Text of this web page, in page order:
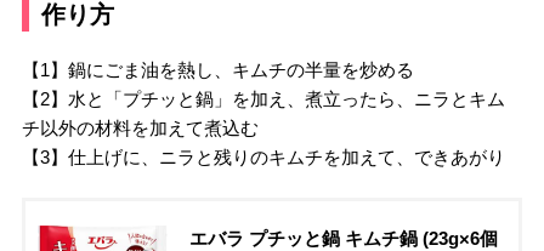
作り方
【1】鍋にごま油を熱し、キムチの半量を炒める
【2】水と「プチッと鍋」を加え、煮立ったら、ニラとキム
チ以外の材料を加えて煮込む
【3】仕上げに、ニラと残りのキムチを加えて、できあがり
エバラ プチッと鍋 キムチ鍋 (23g×6個